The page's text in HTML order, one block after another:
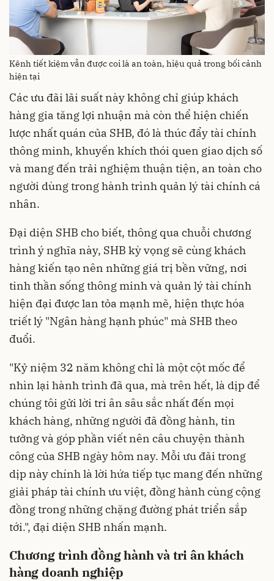
Kênh tiết kiệm vẫn được coi là an toàn, hiệu quả trong bối cảnh
hiện tại
Các ưu đãi lãi suất này không chỉ giúp khách
hàng gia tăng lợi nhuận mà còn thể hiện chiến
lược nhất quán của SHB, đó là thúc đẩy tài chính
thông minh, khuyến khích thói quen giao dịch số
và mang đến trải nghiệm thuận tiện, an toàn cho
người dùng trong hành trình quản lý tài chính cá
nhân.
Đại diện SHB cho biết, thông qua chuỗi chương
trình ý nghĩa này, SHB kỳ vọng sẽ cùng khách
hàng kiến tạo nên những giá trị bền vững, nơi
tinh thần sống thông minh và quản lý tài chính
hiện đại được lan tỏa mạnh mẽ, hiện thực hóa
triết lý "Ngân hàng hạnh phúc" mà SHB theo
đuổi.
"Kỷ niệm 32 năm không chỉ là một cột mốc để
nhìn lại hành trình đã qua, mà trên hết, là dịp để
chúng tôi gửi lời tri ân sâu sắc nhất đến mọi
khách hàng, những người đã đồng hành, tin
tưởng và góp phần viết nên câu chuyện thành
công của SHB ngày hôm nay. Mỗi ưu đãi trong
dịp này chính là lời hứa tiếp tục mang đến những
giải pháp tài chính ưu việt, đồng hành cùng cộng
đồng trong những chặng đường phát triển sắp
tới.", đại diện SHB nhấn mạnh.
Chương trình đồng hành và tri ân khách
hàng doanh nghiệp